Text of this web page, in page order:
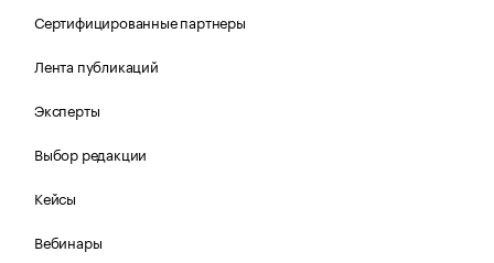
Сертифицированные партнеры
Лента публикаций
Эксперты
Выбор редакции
Кейсы
Вебинары